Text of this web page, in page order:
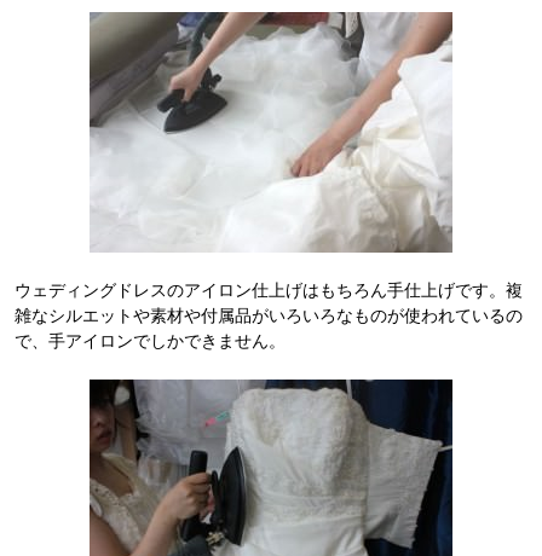
ウェディングドレスのアイロン仕上げはもちろん手仕上げです。複
雑なシルエットや素材や付属品がいろいろなものが使われているの
で、手アイロンでしかできません。